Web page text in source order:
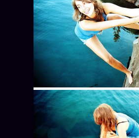
Se connecter
z/S SYSTEMS
GENERIC ARCHITECTS2018
Archives SMK 26 TRANSM.
SMK Manifeste